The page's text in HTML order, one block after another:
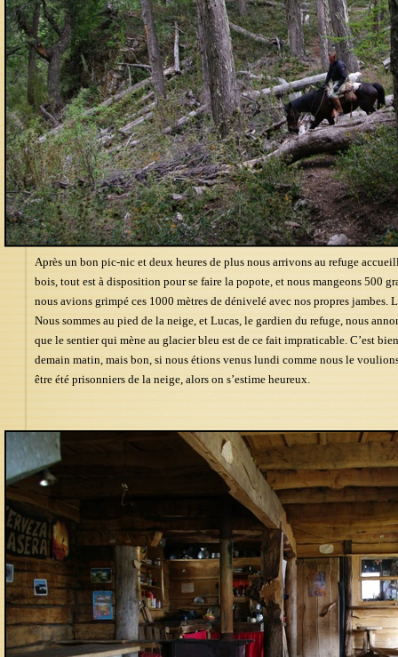
Après un bon pic-nic et deux heures de plus nous arrivons au refuge
bois, tout est à disposition pour se faire la popote, et nous mangeons 500
nous avions grimpé ces 1000 mètres de dénivelé avec nos propres jambes.
Nous sommes au pied de la neige, et Lucas, le gardien du refuge, nous
que le sentier qui mène au glacier bleu est de ce fait impraticable. C’est
demain matin, mais bon, si nous étions venus lundi comme nous le
être été prisonniers de la neige, alors on s’estime heureux.